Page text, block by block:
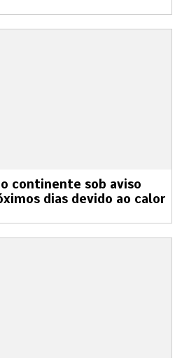
continente sob aviso
dias devido ao calor